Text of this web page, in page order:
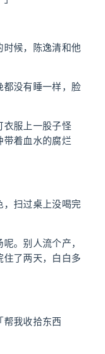
时候，陈逸清和他
都没有睡一样，脸
衣服上一股子怪
带着血水的腐烂
，扫过桌上没喝完
。别人流个产，
住了两天，白白多
帮我收拾东西